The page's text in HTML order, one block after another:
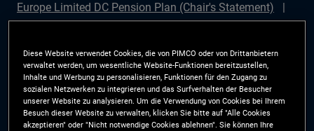
Europe Limited DC Pension Plan (Chair's Statement)
Investment Principles (SIP))
Sustainable Finance
Disclosures Regulation (SFDR)
PIMCO Europe
Limited DC Pension Plan (Implementation Statement)
PAI Disclosure
Anlegerrechte
Site Map
Diese Website verwendet Cookies, die von PIMCO oder von Drittanbietern
verwaltet werden, um wesentliche Website-Funktionen bereitzustellen,
Inhalte und Werbung zu personalisieren, Funktionen für den Zugang zu
sozialen Netzwerken zu integrieren und das Surfverhalten der Besucher
unserer Website zu analysieren. Um die Verwendung von Cookies bei Ihrem
Besuch dieser Website zu verwalten, klicken Sie bitte auf "Alle Cookies
akzeptieren" oder "Nicht notwendige Cookies ablehnen". Sie können Ihre